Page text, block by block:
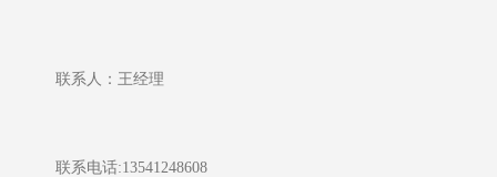
联系人：王经理
联系电话:13541248608